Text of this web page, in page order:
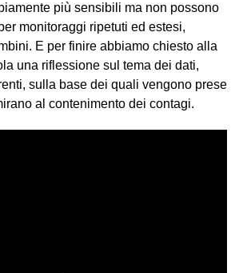
più sensibili ma non possono
monitoraggi ripetuti ed estesi,
E per finire abbiamo chiesto alla
una riflessione sul tema dei dati,
sulla base dei quali vengono prese
al contenimento dei contagi.